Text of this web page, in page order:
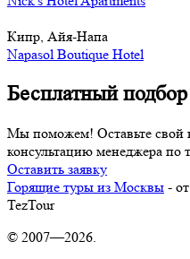
Кипр, Айя-Напа
Napasol Boutique Hotel
Бесплатный
Мы поможем! Оставьте свой
консультацию менеджера по
Оставить заявку
Горящие туры из Москвы -
TezTour
© 2007—2026.